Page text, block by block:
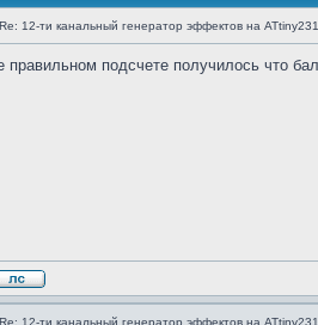
Re: 12-ти канальный генератор эффектов на
подсчете получилось что
Re: 12-ти канальный генератор эффектов на